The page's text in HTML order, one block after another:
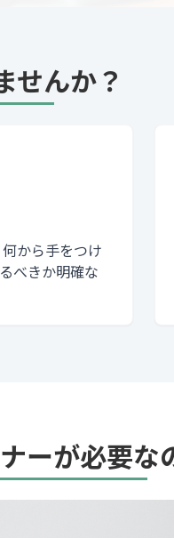
せんか？
から手をつけ
べきか明確な
ーが必要な